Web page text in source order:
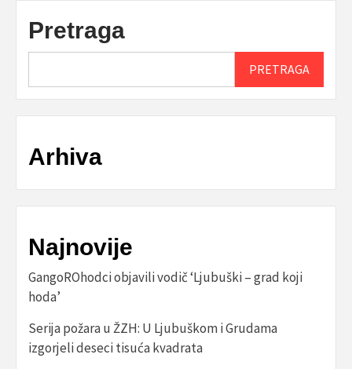
Pretraga
PRETRAGA
Arhiva
Najnovije
GangoROhodci objavili vodič ‘Ljubuški – grad koji
hoda’
Serija požara u ŽZH: U Ljubuškom i Grudama
izgorjeli deseci tisuća kvadrata